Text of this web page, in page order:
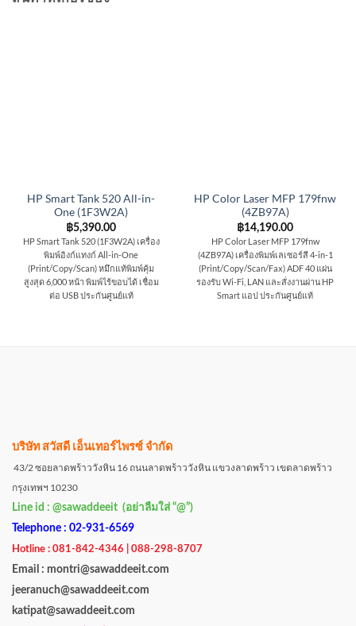
HP Smart Tank 520 All-in-
One (1F3W2A)
฿5,390.00
HP Smart Tank 520 (1F3W2A) เครื่อง
พิมพ์อิงก์แทงก์ All-in-One
(Print/Copy/Scan) หมึกแท้พิมพ์คุ้ม
สูงสุด 6,000 หน้า พิมพ์ไร้ขอบได้ เชื่อม
ต่อ USB ประกันศูนย์แท้
HP Color Laser MFP 179fnw
(4ZB97A)
฿14,190.00
HP Color Laser MFP 179fnw
(4ZB97A) เครื่องพิมพ์เลเซอร์สี 4-in-1
(Print/Copy/Scan/Fax) ADF 40 แผ่น
รองรับ Wi-Fi, LAN และสั่งงานผ่าน HP
Smart แอป ประกันศูนย์แท้
บริษัท สวัสดี เอ็นเทอร์ไพรซ์ จำกัด
43/2 ซอยลาดพร้าววังหิน 16 ถนนลาดพร้าววังหิน แขวงลาดพร้าว เขตลาดพร้าว
กรุงเทพฯ 10230
Line id : @sawaddeeit (อย่าลืมใส่ “@”)
Telephone : 02-931-6569
Hotline : 081-842-4346 | 088-298-8707
Email : montri@sawaddeeit.com
jeeranuch@sawaddeeit.com
katipat@sawaddeeit.com